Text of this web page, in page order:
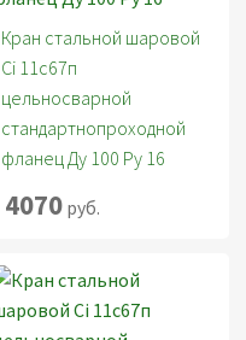
Кран стальной шаровой
Ci 11с67п
цельносварной
стандартнопроходной
фланец Ду 100 Ру 16
4070 руб.